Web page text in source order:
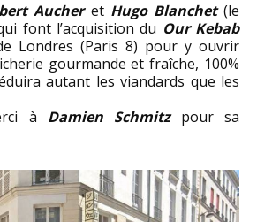
Aucher et Hugo Blanchet(le
font l’acquisition du Our Kebab
Londres (Paris 8) pour y ouvrir
gourmande et fraîche, 100%
autant les viandards que les
à Damien Schmitz pour sa